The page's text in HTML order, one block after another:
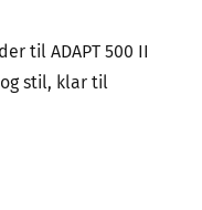
til ADAPT 500 II
og stil, klar til